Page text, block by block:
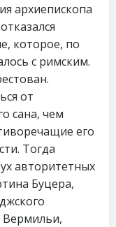
архиепископа
которое, по
с римским.
от
сана, чем
его
Тогда
авторитетных
Буцера,
Вермильи,